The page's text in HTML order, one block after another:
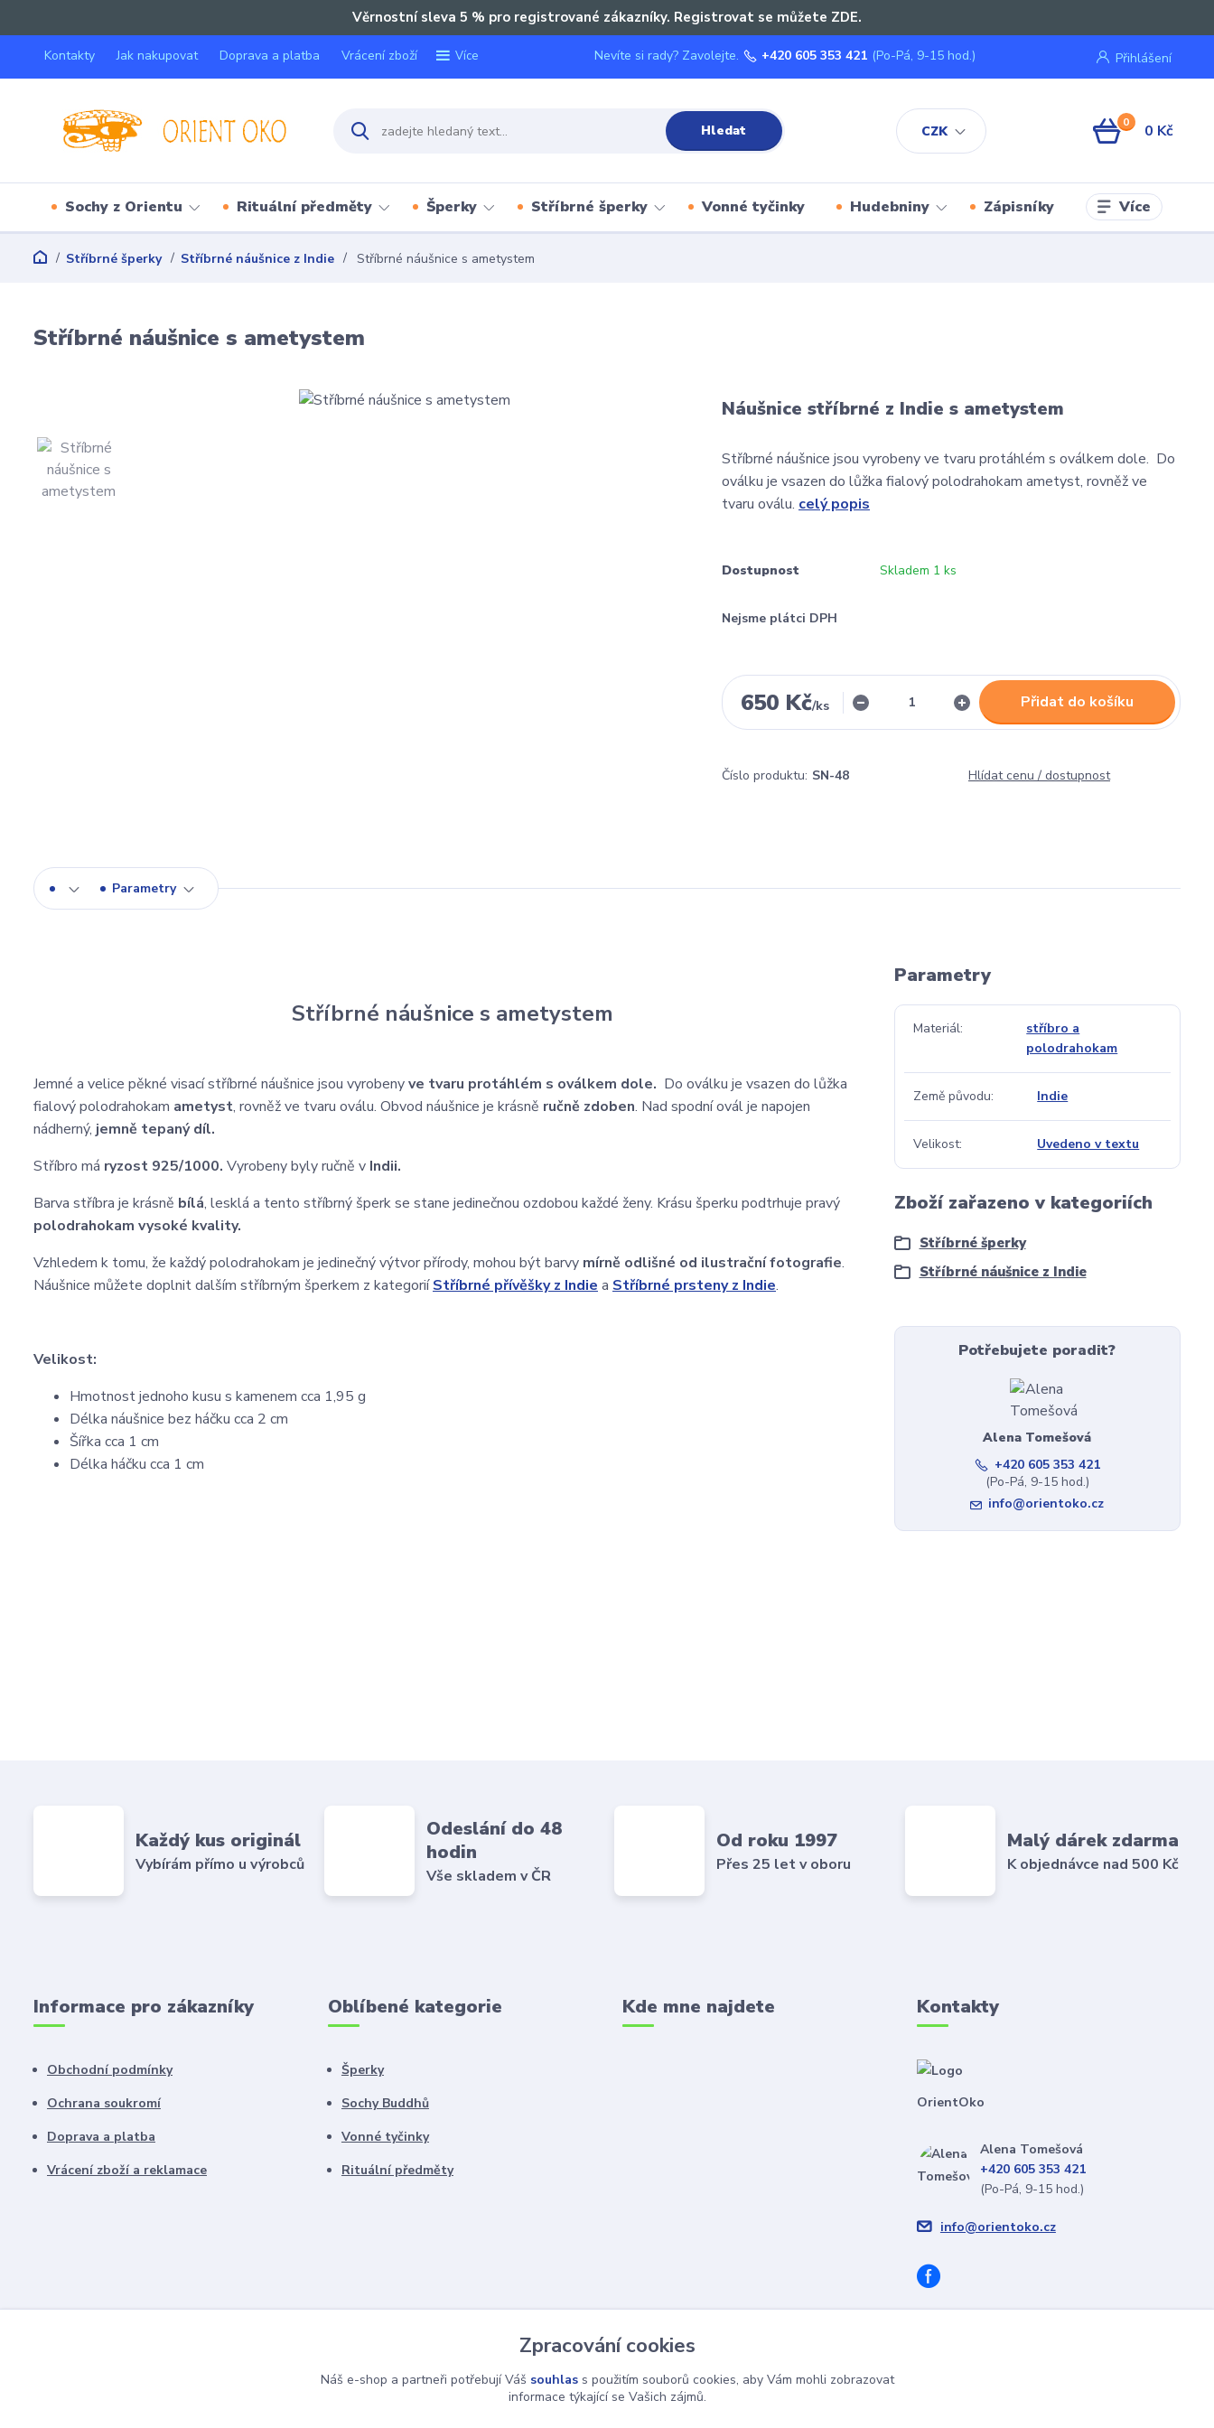
Věrnostní sleva 5 % pro registrované zákazníky. Registrovat se můžete ZDE.
Kontakty Jak nakupovat Doprava a platba Vrácení zboží Více
CZK
Přihlášení
Hledat
Nevíte si rady? Zavolejte. +420 605 353 421 (Po-Pá, 9-15 hod.)
0 0 Kč
Sochy z Orientu Rituální předměty Šperky Stříbrné šperky Vonné tyčinky Hudebniny Zápisníky Více
Stříbrné šperky Stříbrné náušnice z Indie Stříbrné náušnice s ametystem
Stříbrné náušnice s ametystem
Náušnice stříbrné z Indie s ametystem
Stříbrné náušnice jsou vyrobeny ve tvaru protáhlém s oválkem dole. Do
oválku je vsazen do lůžka fialový polodrahokam ametyst, rovněž ve
tvaru oválu. celý popis
Dostupnost Skladem 1 ks
Nejsme plátci DPH
650 Kč/ks Přidat do košíku
Číslo produktu: SN-48 Hlídat cenu / dostupnost
Parametry
Stříbrné náušnice s ametystem
Jemné a velice pěkné visací stříbrné náušnice jsou vyrobenyve tvaru protáhlém s oválkem dole. Do oválku je vsazen do lůžka
fialový polodrahokam ametyst, rovněž ve tvaru oválu. Obvod náušnice je krásně ručně zdoben. Nad spodní ovál je napojen
nádherný, jemně tepaný díl.
Stříbro má ryzost 925/1000. Vyrobeny byly ručně v Indii.
Barva stříbra je krásně bílá, lesklá a tento stříbrný šperk se stane jedinečnou ozdobou každé ženy. Krásu šperku podtrhuje pravý
polodrahokam vysoké kvality.
Vzhledem k tomu, že každý polodrahokam je jedinečný výtvor přírody, mohou být barvy mírně odlišné od ilustrační fotografie.
Náušnice můžete doplnit dalším stříbrným šperkem z kategoriíStříbrné přívěšky z Indie a Stříbrné prsteny z Indie.
Velikost:
Hmotnost jednoho kusu s kamenem cca 1,95 g
Délka náušnice bez háčku cca 2 cm
Šířka cca 1 cm
Délka háčku cca 1 cm
Parametry
Materiál
stříbro a
polodrahokam
Země původu Indie
Velikost Uvedeno v textu
Zboží zařazeno v kategoriích
Stříbrné šperky
Stříbrné náušnice z Indie
Potřebujete poradit?
Alena Tomešová
+420 605 353 421
(Po-Pá, 9-15 hod.)
info@orientoko.cz
Každý kus originál
Vybírám přímo u výrobců
Odeslání do 48
hodin
Vše skladem v ČR
Od roku 1997
Přes 25 let v oboru
Malý dárek zdarma
K objednávce nad 500 Kč
Informace pro zákazníky
Obchodní podmínky
Ochrana soukromí
Doprava a platba
Vrácení zboží a reklamace
Oblíbené kategorie
Šperky
Sochy Buddhů
Vonné tyčinky
Rituální předměty
Kde mne najdete Kontakty
OrientOko
Alena Tomešová
+420 605 353 421
(Po-Pá, 9-15 hod.)
info@orientoko.cz
Zpracování cookies
Náš e-shop a partneři potřebují Váš souhlass použitím souborů cookies, aby Vám mohli zobrazovat
informace týkající se Vašich zájmů.